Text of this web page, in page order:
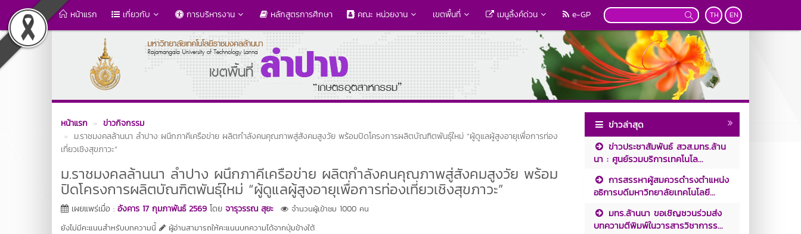
หน้าแรก เกี่ยวกับ การบริหารงาน หลักสูตรการศึกษา คณะ หน่วยงาน เขตพื้นที่ เมนูลิ้งค์ด่วน e-GP TH EN
หน้าแรก
ข่าวกิจกรรม
ม.ราชมงคลล้านนา ลำปาง ผนึกภาคีเครือข่าย ผลิตกำลังคนคุณภาพสู่สังคมสูงวัย พร้อมปิดโครงการผลิตบัณฑิตพันธุ์ใหม่ “ผู้ดูแลผู้สูงอายุเพื่อการท่อง
เที่ยวเชิงสุขภาวะ”
ม.ราชมงคลล้านนา ลำปาง ผนึกภาคีเครือข่าย ผลิตกำลังคนคุณภาพสู่สังคมสูงวัย พร้อม
ปิดโครงการผลิตบัณฑิตพันธุ์ใหม่ “ผู้ดูแลผู้สูงอายุเพื่อการท่องเที่ยวเชิงสุขภาวะ”
เผยแพร่เมื่อ : อังคาร 17 กุมภาพันธ์ 2569 โดย จารุวรรณ สุยะ
จำนวนผู้เข้าชม 1000 คน
ยังไม่มีคะแนนสำหรับบทความนี้
ผู้อ่านสามารถให้คะแนนบทความได้จากปุ่มข้างใต้
ข่าวล่าสุด
ข่าวประชาสัมพันธ์ สวส.มทร.ล้าน
นา : ศูนย์รวมบริการเทคโนโล...
การสรรหาผู้สมควรดำรงตำแหน่ง
อธิการบดีมหาวิทยาลัยเทคโนโลยี...
มทร.ล้านนา ขอเชิญชวนร่วมส่ง
บทความตีพิมพ์ในวารสารวิชาการร...